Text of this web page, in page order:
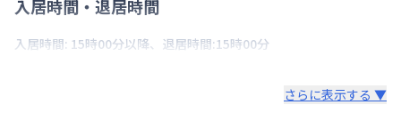
入居時間・退居時間
入居時間: 15時00分以降、退居時間:15時00分
さらに表示する ▼